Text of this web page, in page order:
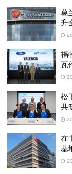
葛
升
福
瓦
松
共
在
基